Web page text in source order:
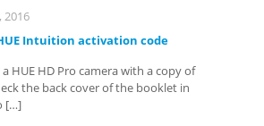
2016
Intuition activation code
HUE HD Pro camera with a copy of
the back cover of the booklet in
[…]